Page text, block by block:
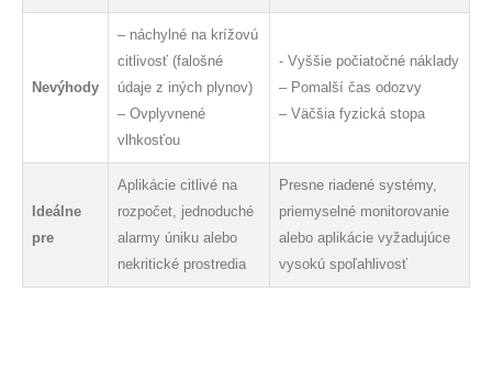
Nevýhody
– náchylné na krížovú
citlivosť (falošné
údaje z iných plynov)
– Ovplyvnené
vlhkosťou
- Vyššie počiatočné náklady
– Pomalší čas odozvy
– Väčšia fyzická stopa
Ideálne
pre
Aplikácie citlivé na
rozpočet, jednoduché
alarmy úniku alebo
nekritické prostredia
Presne riadené systémy,
priemyselné monitorovanie
alebo aplikácie vyžadujúce
vysokú spoľahlivosť